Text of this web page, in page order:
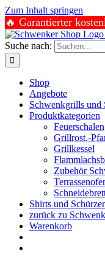
Zum Inhalt springen
🔥 Garantierter
Suche nach:
Shop
Angebote
Schwenkgrills und
Produktkategorien
Feuerschalen
Grillrost,-
Grillkessel
Zubehör
Shirts und
zurück zu
Warenkorb